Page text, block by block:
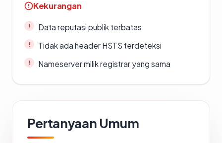
Kekurangan
Data reputasi publik terbatas
Tidak ada header HSTS terdeteksi
Nameserver milik registrar yang sama
Pertanyaan Umum